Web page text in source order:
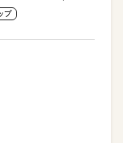
性がグッド！
プ